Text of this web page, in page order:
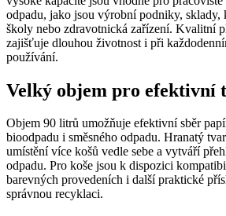
odpadu, jako jsou výrobní podniky, sklady,
školy nebo zdravotnická zařízení. Kvalitní
zajišťuje dlouhou životnost i při
používání.
Velký objem pro efektivní
Objem 90 litrů umožňuje efektivní sběr
bioodpadu i směsného odpadu. Hranatý
umístění více košů vedle sebe a vytváří
odpadu. Pro koše jsou k dispozici
barevných provedeních i další praktické
správnou recyklaci.